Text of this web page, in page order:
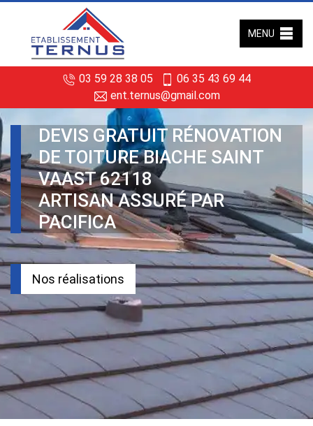
03 59 28 38 05
06 35 43 69 44
ent.ternus@gmail.com
MENU
DEVIS GRATUIT RÉNOVATION
DE TOITURE BIACHE SAINT
VAAST 62118
ARTISAN ASSURÉ PAR
PACIFICA
Nos réalisations